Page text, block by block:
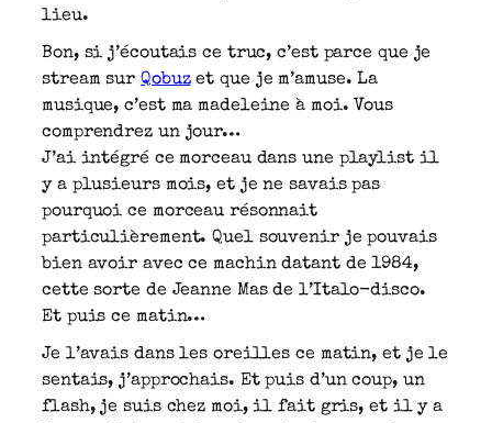
lieu.
Bon, si j’écoutais ce truc, c’est parce que je
stream sur Qobuzet que je m’amuse. La
musique, c’est ma madeleine à moi. Vous
comprendrez un jour…
J’ai intégré ce morceau dans une playlist il
y a plusieurs mois, et je ne savais pas
pourquoi ce morceau résonnait
particulièrement. Quel souvenir je pouvais
bien avoir avec ce machin datant de 1984,
cette sorte de Jeanne Mas de l’Italo-disco.
Et puis ce matin…
Je l’avais dans les oreilles ce matin, et je le
sentais, j’approchais. Et puis d’un coup, un
flash, je suis chez moi, il fait gris, et il y a